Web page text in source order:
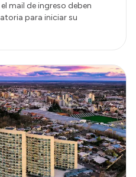
mail de ingreso deben
para iniciar su